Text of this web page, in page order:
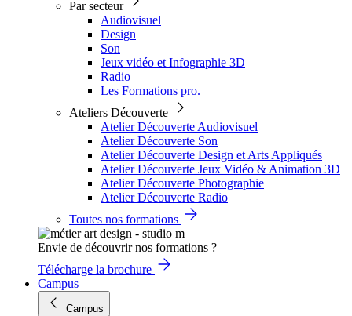
Par secteur
Audiovisuel
Design
Son
Jeux vidéo et Infographie 3D
Radio
Les Formations pro.
Ateliers Découverte
Atelier Découverte Audiovisuel
Atelier Découverte Son
Atelier Découverte Design et Arts Appliqués
Atelier Découverte Jeux Vidéo & Animation 3D
Atelier Découverte Photographie
Atelier Découverte Radio
Toutes nos formations
Envie de découvrir nos formations ?
Télécharge la brochure
Campus
Campus